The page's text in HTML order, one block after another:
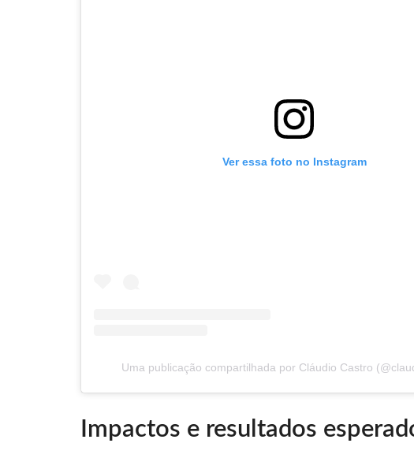
Ver essa foto no Instagram
Uma publicação compartilhada por Cláudio Castro
Impactos e resultados